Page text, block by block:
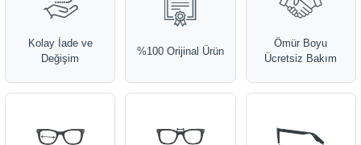
Kolay İade ve
Değişim
%100 Orijinal Ürün
Ömür Boyu
Ücretsiz Bakım